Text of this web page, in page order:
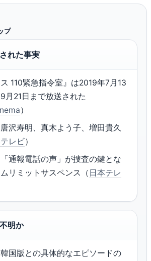
プ
れた事実
ス 110緊急指令室』は2019年7月13
月21日まで放送された
）
沢寿明、真木よう子、増田貴久
レビ）
通報電話の声」が捜査の鍵とな
リミットサスペンス（ 日本テレ
明か
国版との具体的なエピソードの